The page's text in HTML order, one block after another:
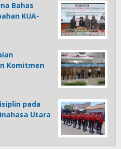
Bahas
KUA-
Komitmen
pada
Utara